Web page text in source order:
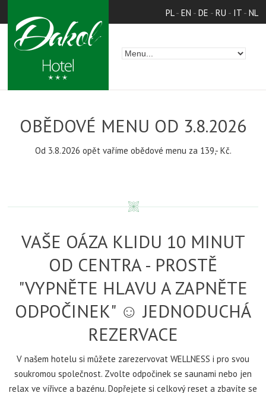
PL- EN - DE - RU - IT- NL
OBĚDOVÉ MENU OD 3.8.2026
Od 3.8.2026 opět vaříme obědové menu za 139,- Kč.
VAŠE OÁZA KLIDU 10 MINUT
OD CENTRA - PROSTĚ
"VYPNĚTE HLAVU A ZAPNĚTE
ODPOČINEK" ☺ JEDNODUCHÁ
REZERVACE
V našem hotelu si můžete zarezervovat WELLNESS i pro svou
soukromou společnost. Zvolte odpočinek se saunami nebo jen
relax ve vířivce a bazénu. Dopřejete si celkový reset a zbavíte se